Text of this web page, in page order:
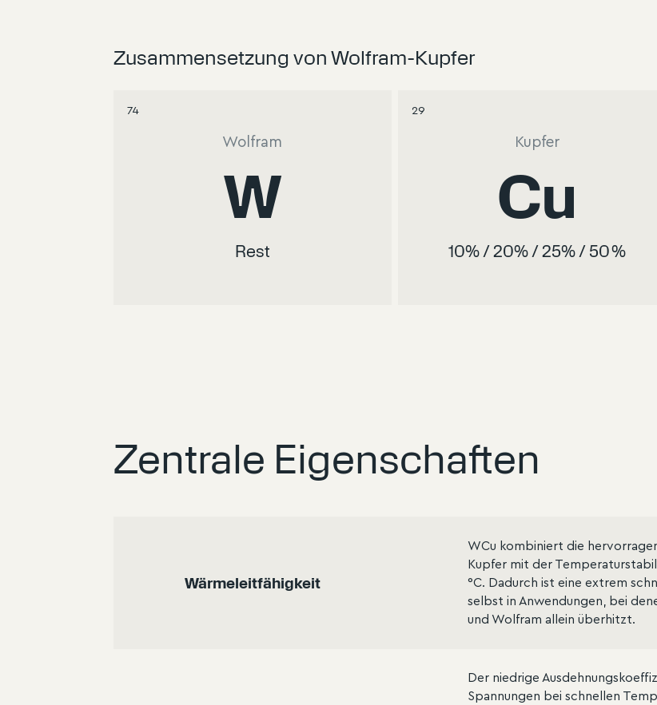
Zusammensetzung von Wolfram-Kupfer
74
Wolfram
W
Rest
29
Kupfer
Cu
10% / 20% / 25% / 50 %
Zentrale Eigenschaften
Wärmeleitfähigkeit
WCu kombiniert die
Kupfer mit der
°C. Dadurch ist eine extrem
selbst in Anwendungen, bei
und Wolfram allein überhitzt.
Der niedrige
Spannungen bei schnellen